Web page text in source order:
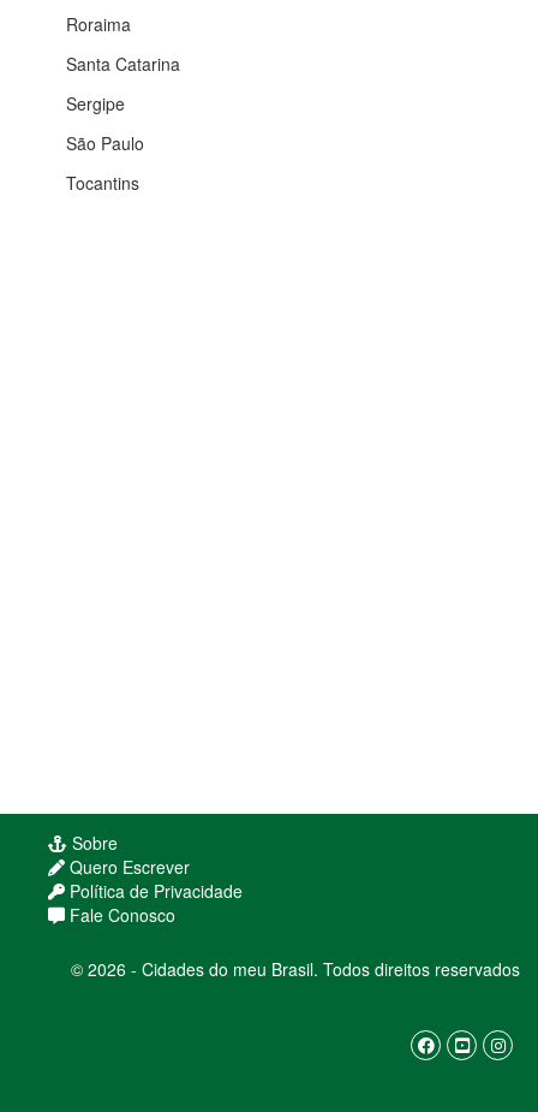
Roraima
Santa Catarina
Sergipe
São Paulo
Tocantins
Sobre
Quero Escrever
Política de Privacidade
Fale Conosco
© 2026 - Cidades do meu Brasil. Todos direitos reservados